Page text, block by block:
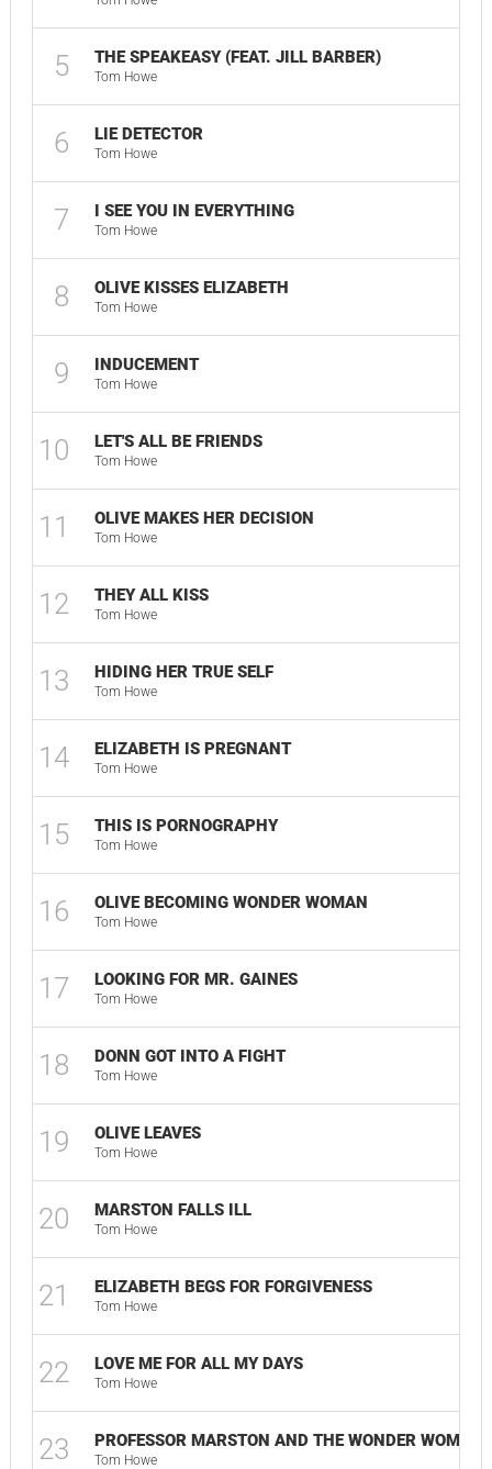
5 THE SPEAKEASY (FEAT. JILL BARBER)
Tom Howe
6 LIE DETECTOR
Tom Howe
7 I SEE YOU IN EVERYTHING
Tom Howe
8 OLIVE KISSES ELIZABETH
Tom Howe
9 INDUCEMENT
Tom Howe
10 LET'S ALL BE FRIENDS
Tom Howe
11 OLIVE MAKES HER DECISION
Tom Howe
12 THEY ALL KISS
Tom Howe
13 HIDING HER TRUE SELF
Tom Howe
14 ELIZABETH IS PREGNANT
Tom Howe
15 THIS IS PORNOGRAPHY
Tom Howe
16 OLIVE BECOMING WONDER WOMAN
Tom Howe
17 LOOKING FOR MR. GAINES
Tom Howe
18 DONN GOT INTO A FIGHT
Tom Howe
19 OLIVE LEAVES
Tom Howe
20 MARSTON FALLS ILL
Tom Howe
21 ELIZABETH BEGS FOR FORGIVENESS
Tom Howe
22 LOVE ME FOR ALL MY DAYS
Tom Howe
23 PROFESSOR MARSTON AND THE WONDER WOMEN
Tom Howe